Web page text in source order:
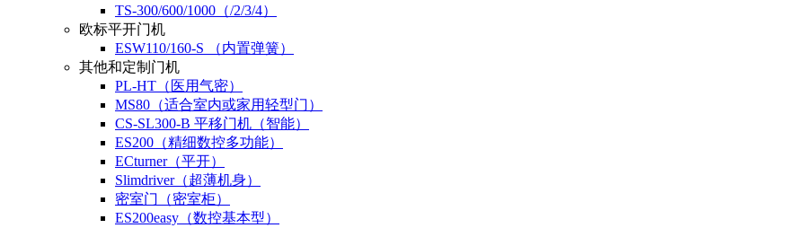
TS-300/600/1000（/2/3/4）
欧标平开门机
ESW110/160-S （内置弹簧）
其他和定制门机
PL-HT（医用气密）
MS80（适合室内或家用轻型门）
CS-SL300-B 平移门机（智能）
ES200（精细数控多功能）
ECturner（平开）
Slimdriver（超薄机身）
密室门（密室柜）
ES200easy（数控基本型）